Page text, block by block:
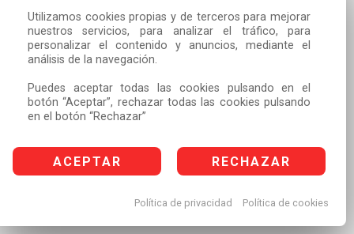
Utilizamos cookies propias y de terceros para mejorar
nuestros servicios, para analizar el tráfico, para
personalizar el contenido y anuncios, mediante el
análisis de la navegación.
Puedes aceptar todas las cookies pulsando en el
botón “Aceptar”, rechazar todas las cookies pulsando
en el botón “Rechazar”
ACEPTAR RECHAZAR
Política de privacidad Política de cookies